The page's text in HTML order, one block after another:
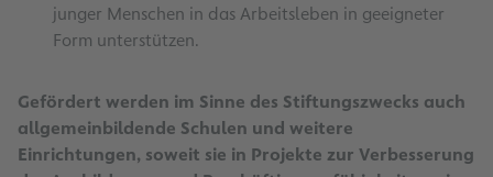
junger Menschen in das Arbeitsleben in geeigneter
Form unterstützen.
Gefördert werden im Sinne des Stiftungszwecks auch
allgemeinbildende Schulen und weitere
Einrichtungen, soweit sie in Projekte zur Verbesserung